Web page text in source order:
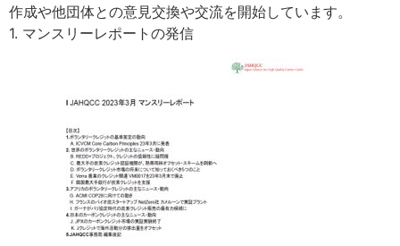
作成や他団体との意見交換や交流を開始しています。​
1. マンスリーレポートの発信